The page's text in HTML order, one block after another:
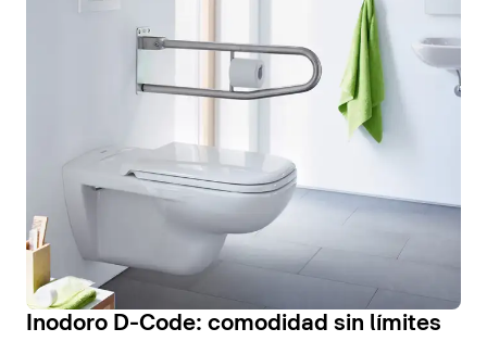
Inodoro D-Code: comodidad sin límites